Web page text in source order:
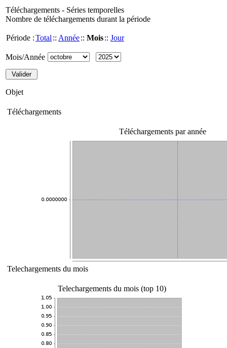
Téléchargements - Séries temporelles
Nombre de téléchargements durant la période
Période :Total :: Année:: Mois:: Jour
Mois/Année
Objet
Téléchargements
Téléchargements par année
Telechargements du mois
Telechargements du mois (top 10)